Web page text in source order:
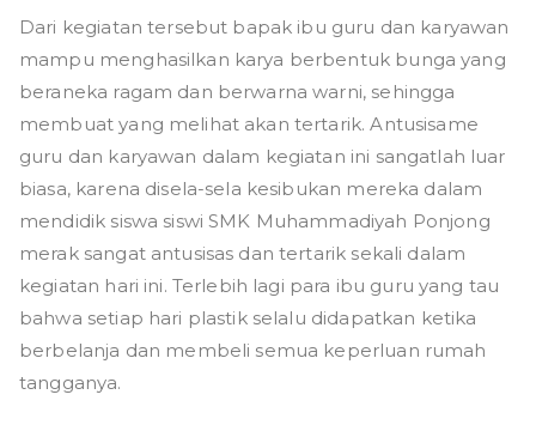
Dari kegiatan tersebut bapak ibu guru dan karyawan
mampu menghasilkan karya berbentuk bunga yang
beraneka ragam dan berwarna warni, sehingga
membuat yang melihat akan tertarik. Antusisame
guru dan karyawan dalam kegiatan ini sangatlah luar
biasa, karena disela-sela kesibukan mereka dalam
mendidik siswa siswi SMK Muhammadiyah Ponjong
merak sangat antusisas dan tertarik sekali dalam
kegiatan hari ini. Terlebih lagi para ibu guru yang tau
bahwa setiap hari plastik selalu didapatkan ketika
berbelanja dan membeli semua keperluan rumah
tangganya.